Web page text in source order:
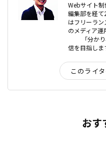
Webサイト
編集部を経て
はフリーラ
のメディア運
「分かり
信を目指しま
このライ
おす